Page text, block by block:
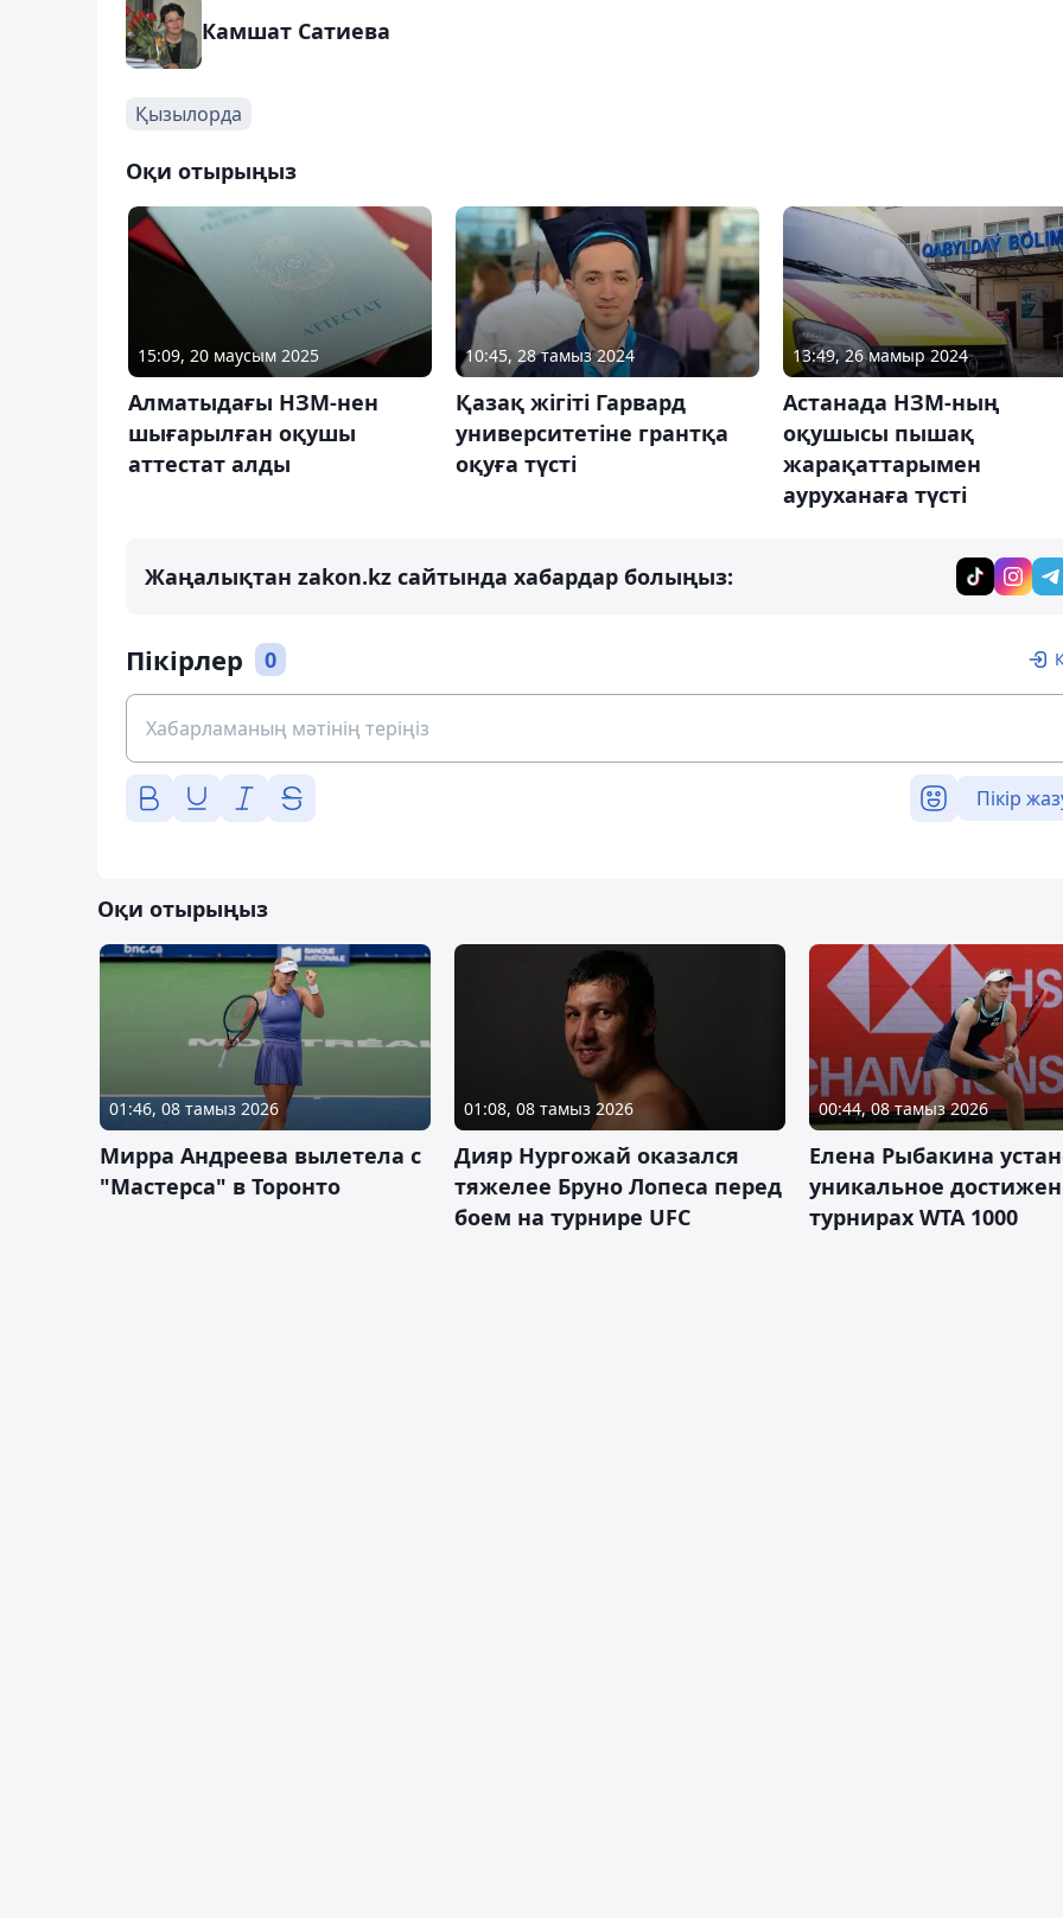
Камшат Сатиева
Қызылорда
Оқи отырыңыз
15:09, 20 маусым 2025
Алматыдағы НЗМ-нен
шығарылған оқушы
аттестат алды
10:45, 28 тамыз 2024
Қазақ жігіті Гарвард
университетіне грантқа
оқуға түсті
13:49, 26 мамыр 2024
Астанада НЗМ-ның
оқушысы пышақ
жарақаттарымен
ауруханаға түсті
Жаңалықтан zakon.kz сайтында хабардар болыңыз:
Пікірлер 0
Пікір
Оқи отырыңыз
01:46, 08 тамыз 2026
Мирра Андреева вылетела с
"Мастерса" в Торонто
01:08, 08 тамыз 2026
Дияр Нургожай оказался
тяжелее Бруно Лопеса перед
боем на турнире UFC
00:44, 08 тамыз 2026
Елена Рыбакина
уникальное
турнирах WTA 1000